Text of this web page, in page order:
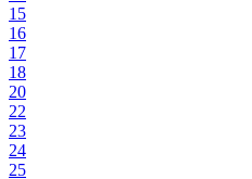
15
16
17
18
20
22
23
24
25